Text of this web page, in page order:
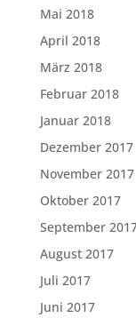
Mai 2018
April 2018
März 2018
Februar 2018
Januar 2018
Dezember 2017
November 2017
Oktober 2017
September
August 2017
Juli 2017
Juni 2017